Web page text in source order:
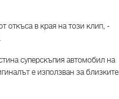
откъса в края на този клип, -
суперскъпия автомобил на
е използван за близките